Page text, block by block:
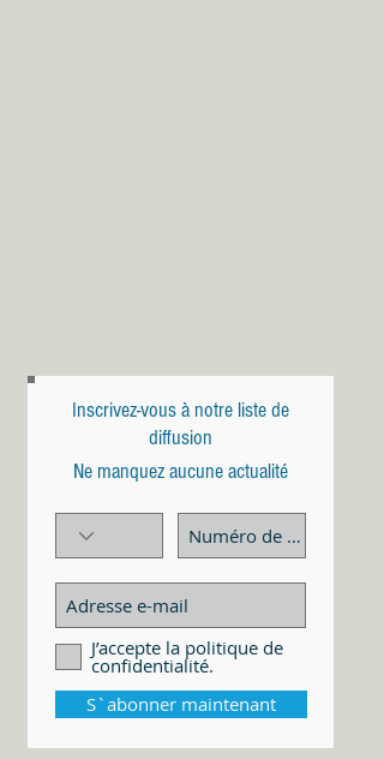
Inscrivez-vous à notre liste de
diffusion
Ne manquez aucune actualité
J’accepte la politique de
confidentialité.
S`abonner maintenant